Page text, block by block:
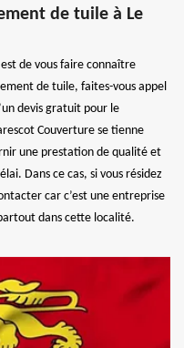
de tuile à Le
de vous faire connaître
de tuile, faites-vous appel
devis gratuit pour le
Couverture se tienne
une prestation de qualité et
Dans ce cas, si vous résidez
car c’est une entreprise
dans cette localité.